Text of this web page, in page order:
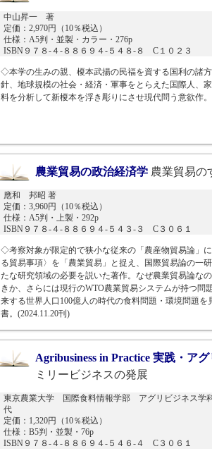
中山昇一 著
定価：2,970円（10％税込）
仕様：A5判・並製・カラー・276p
ISBN９７８-４-８８６９４-５４８-８ C１０２３
◇本学の生みの親、榎本武揚の民福を資する国利の諸
針、地球規模の社会・経済・軍事をとらえた国際人、
料を分析して新榎本を浮き彫りにさせ現代問う意欲作。
農業貿易の政治経済学 農業貿易の
應和 邦昭 著
定価：3,960円（10％税込）
仕様：A5判・上製・292p
ISBN９７８-４-８８６９４-５４３-３ C３０６１
◇考察対象が限定的で狭小な従来の「農産物貿易論」
る貿易事項〉を「農業貿易」と捉え、国際貿易論の一
たな研究領域の必要を説いた著作。なぜ農業貿易論な
きか、さらには現行のWTO農業貿易システムが持つ問
来する世界人口100億人の時代の食料問題・環境問題
書。(2024.11.20刊)
Agribusiness in Practice 実践・ア
ミリービジネスの発展
東京農業大学 国際食料情報学部 アグリビジネス学
代
定価：1,320円（10％税込）
仕様：B5判・並製・76p
ISBN９７８-４-８８６９４-５４６-４ C３０６１